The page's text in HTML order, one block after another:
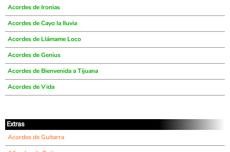
Acordes de Ironias
Acordes de Cayo la lluvia
Acordes de Llámame Loco
Acordes de Genius
Acordes de Bienvenida a Tijuana
Acordes de Vida
Extras
Acordes de Guitarra